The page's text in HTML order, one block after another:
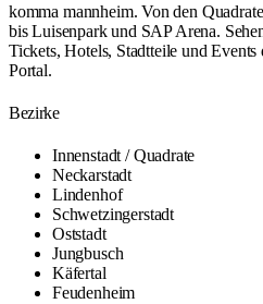
komma mannheim. Von den
bis Luisenpark und SAP Arena.
Tickets, Hotels, Stadtteile und Events
Portal.
Bezirke
Innenstadt / Quadrate
Neckarstadt
Lindenhof
Schwetzingerstadt
Oststadt
Jungbusch
Käfertal
Feudenheim